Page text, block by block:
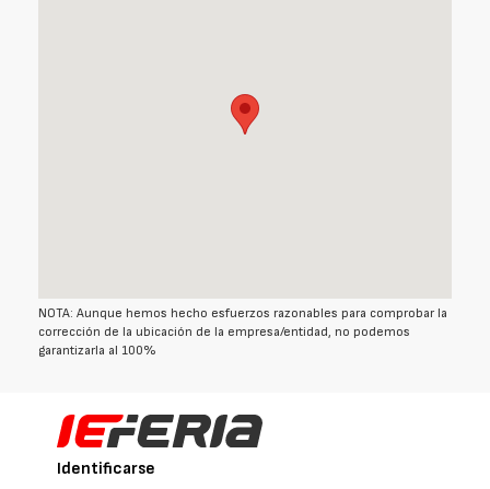
NOTA: Aunque hemos hecho esfuerzos razonables para comprobar la
corrección de la ubicación de la empresa/entidad, no podemos
garantizarla al 100%
Identificarse